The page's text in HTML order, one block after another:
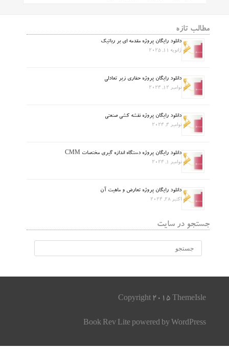
مطالب تازه
دانلود رایگان پروژه مقدمه ای بر رباتیک
ژانویه 11, 2025
دانلود رایگان پروژه حفاری زیر تعادلی
نوامبر 12, 2024
دانلود رایگان پروژه نقشه کشی صنعتی
نوامبر 4, 2024
دانلود رایگان پروژه دستگاه اندازه گیری مختصات CMM
نوامبر 1, 2024
دانلود رایگان پروژه تعارض و ماهیت آن
اکتبر 28, 2024
جستجو در سایت
Copyright 2015 ThemeIsle
Book Rev Lite powered by WordPress